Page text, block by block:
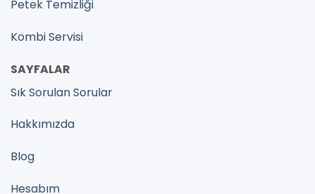
Petek Temizliği
Kombi Servisi
SAYFALAR
Sık Sorulan Sorular
Hakkımızda
Blog
Hesabım